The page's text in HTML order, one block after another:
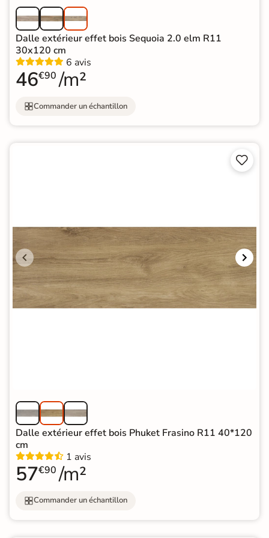
Dalle extérieur effet bois Sequoia 2.0 elm R11
30x120 cm
6 avis
46€90 /m²
Commander un échantillon


Dalle extérieur effet bois Phuket Frasino R11 40*120
cm
1 avis
57€90 /m²
Commander un échantillon